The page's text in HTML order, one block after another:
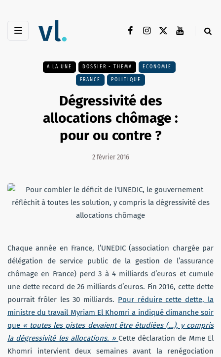
A LA UNE DOSSIER - THEMA ECONOMIE
FRANCE POLITIQUE
Dégressivité des
allocations chômage :
pour ou contre ?
2 février 2016
Chaque année en France, l’UNEDIC (association chargée par
délégation de service public de la gestion de l’assurance
chômage en France) perd 3 à 4 milliards d’euros et cumule
une dette record de 26 milliards d’euros. Fin 2016, cette dette
pourrait frôler les 30 milliards. Pour réduire cette dette, la
ministre du travail Myriam El Khomri a indiqué dimanche soir
que « toutes les pistes devaient être étudiées (…), y compris
la dégressivité les allocations. » Cette déclaration de Mme El
Khomri intervient deux semaines avant la
renégociation